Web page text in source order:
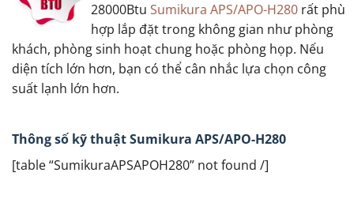
28000Btu Sumikura APS/APO-H280 rất phù
hợp lắp đặt trong không gian như phòng
khách, phòng sinh hoạt chung hoặc phòng họp. Nếu
diện tích lớn hơn, bạn có thể cân nhắc lựa chọn công
suất lạnh lớn hơn.
Thông số kỹ thuật Sumikura APS/APO-H280
[table “SumikuraAPSAPOH280” not found /]